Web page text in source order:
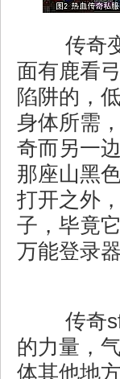
传奇
面有鹿看
陷阱的，
身体所需
奇而另一
那座山黑
打开之外
子，毕竟
万能登录
传奇sf
的力量，
体其他地